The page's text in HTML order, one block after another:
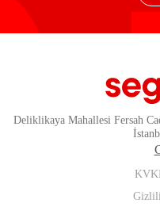
Deliklikaya Mahallesi Fersah